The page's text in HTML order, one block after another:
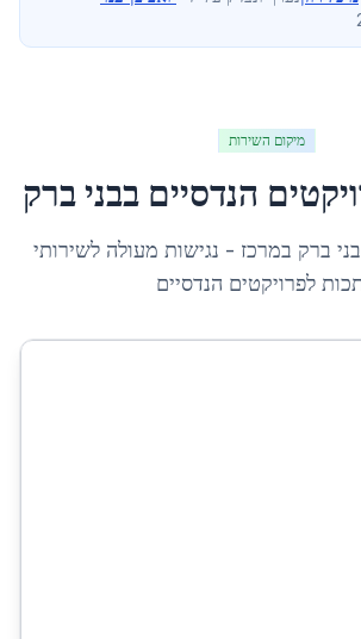
מיקום השירות
הנדסיים בבני ברק
בני ברק במרכז - נגישות מעולה לשירותי
לפרויקטים הנדסיים